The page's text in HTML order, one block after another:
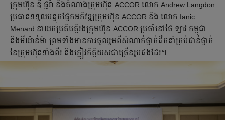
ក្រុមហ៊ុន ឌឹ ផ្លរ៉ា និងតំណាងក្រុមហ៊ុន ACCOR លោក Andrew Langdon
ប្រធានទទួលបន្ទុកផ្នែកអភិវឌ្ឍក្រុមហ៊ុន ACCOR និង លោក Ianic
Menard នាយកប្រតិបត្តិរងក្រុមហ៊ុន ACCOR ប្រចាំនៅថៃ ឡាវ កម្ពុជា
និងមីយ៉ាន់ម៉ា ព្រមទាំងមានការចូលរួមពីសំណាក់ថ្នាក់ដឹកនាំគ្រប់ជាន់ថ្នាក់
នៃក្រុមហ៊ុនទាំងពីរ និងភ្ញៀវកិត្តិយសជាច្រើនរូបផងដែរ។